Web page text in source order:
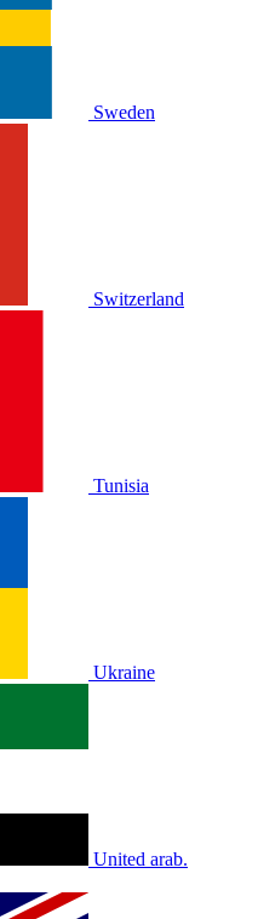
Sweden
Switzerland
Tunisia
Ukraine
United arab.